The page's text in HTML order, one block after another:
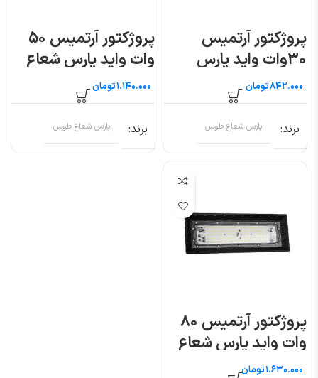
پروژکتور آرتمیس
۳۰وات واید پارس
شعاع طوس
تومان
برند پارس شعاع طوس
پروژکتور آرتمیس ۵۰
وات واید پارس شعاع
طوستومان
برند پارس شعاع طوس
پروژکتور آرتمیس ۸۰
وات واید پارس شعاع
طوس تومان